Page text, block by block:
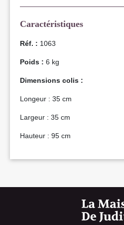
Caractéristiques
Réf. : 1063
Poids : 6 kg
Dimensions colis :
Longeur : 35 cm
Largeur : 35 cm
Hauteur : 95 cm